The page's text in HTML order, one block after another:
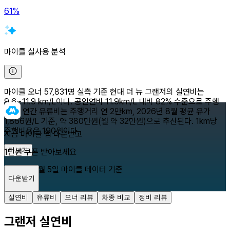
61%
마이클 실사용 분석
마이클 오너 57,831명 실측 기준 현대 더 뉴 그랜저의 실연비는
9.6~11.9 km/L이다. 공인연비 11.9km/L 대비 82% 수준으로 주행
된다. 연간 유류비는 주행거리 연 2만km, 2026년 8월 평균 유가
1,866원/L 기준, 약 380만원(월 약 32만원)으로 추산된다. 1km당
주행비용은 190원이다.
더보기
2026년 8월 5일 마이클 데이터 기준
지금 마이클 앱 다운받고
1만원 쿠폰 받아보세요
다운받기
실연비 유류비 오너 리뷰 차종 비교 정비 리뷰
그랜저 실연비